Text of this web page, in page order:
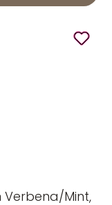
Verbena/Mint,